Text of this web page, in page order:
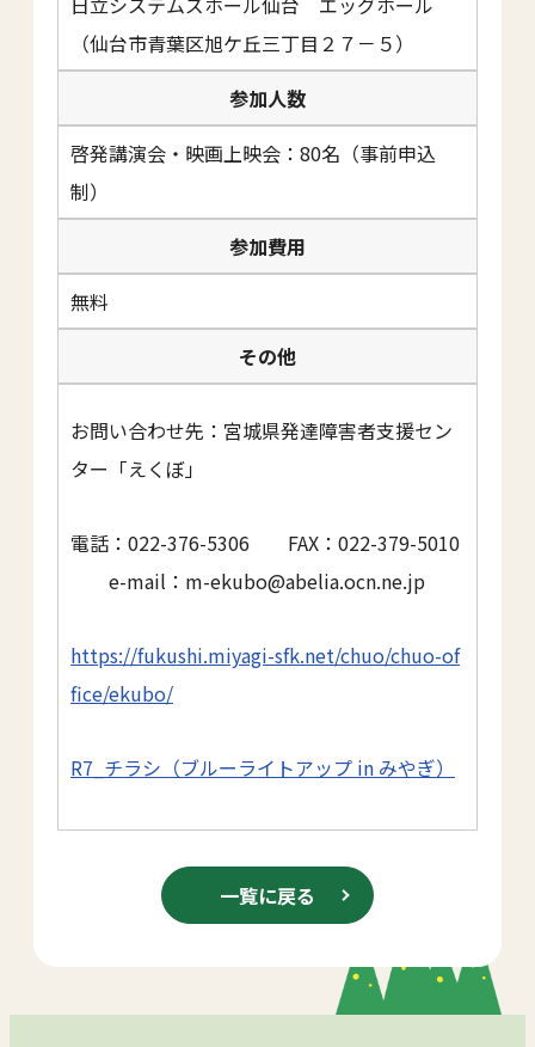
（仙台市青葉区旭ケ丘三丁目２７－５）
参加人数
啓発講演会・映画上映会：80名（事前申込
制）
参加費用
無料
その他
お問い合わせ先：宮城県発達障害者支援セン
ター「えくぼ」
電話：022-376-5306 FAX：022-379-5010
e-mail：m-ekubo@abelia.ocn.ne.jp
https://fukushi.miyagi-sfk.net/chuo/chuo-of
fice/ekubo/
R7_チラシ（ブルーライトアップ in みやぎ）
一覧に戻る